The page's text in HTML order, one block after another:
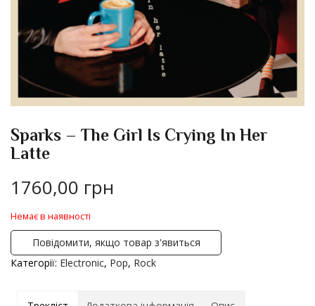
Sparks – The Girl Is Crying In Her
Latte
1760,00 грн
Немає в наявності
Повідомити, якщо товар з'явиться
Категорії: Electronic, Pop, Rock